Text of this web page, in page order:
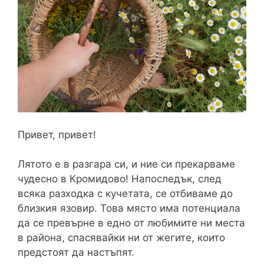
Привет, привет!
Лятото е в разгара си, и ние си прекарваме
чудесно в Кромидово! Напоследък, след
всяка разходка с кучетата, се отбиваме до
близкия язовир. Това място има потенциала
да се превърне в едно от любимите ни места
в района, спасявайки ни от жегите, които
предстоят да настъпят.